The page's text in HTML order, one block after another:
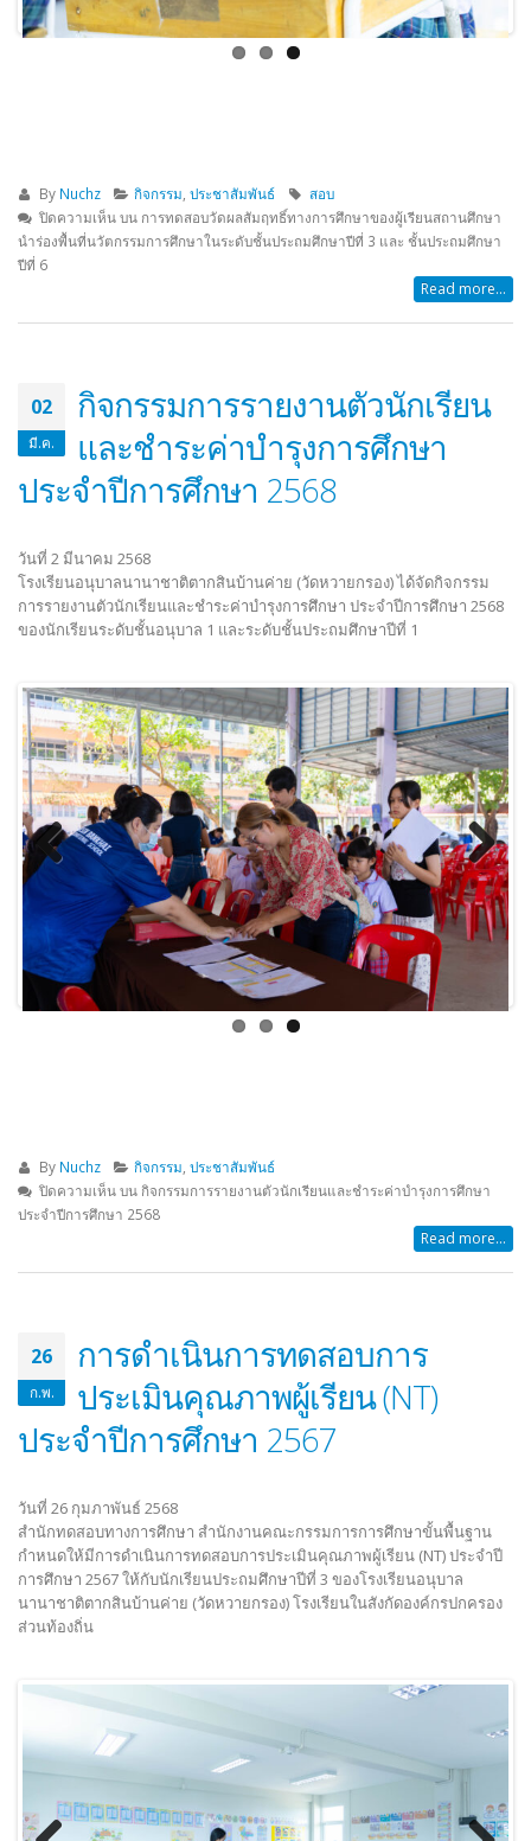
By Nuchz กิจกรรม ,ประชาสัมพันธ์
สอบ
ปิดความเห็นบน การทดสอบวัดผลสัมฤทธิ์ทางการศึกษาของผู้เรียนสถานศึกษา
นำร่องพื้นที่นวัตกรรมการศึกษาในระดับชั้นประถมศึกษาปีที่ 3 และ ชั้นประถมศึกษา
ปีที่ 6
Read more...
02
มี.ค.
กิจกรรมการรายงานตัวนักเรียน
และชำระค่าบำรุงการศึกษา
ประจำปีการศึกษา 2568
วันที่ 2 มีนาคม 2568
โรงเรียนอนุบาลนานาชาติตากสินบ้านค่าย (วัดหวายกรอง) ได้จัดกิจกรรม
การรายงานตัวนักเรียนและชำระค่าบำรุงการศึกษา ประจำปีการศึกษา 2568
ของนักเรียนระดับชั้นอนุบาล 1 และระดับชั้นประถมศึกษาปีที่ 1
Previous Next
By Nuchz กิจกรรม ,ประชาสัมพันธ์
ปิดความเห็นบน กิจกรรมการรายงานตัวนักเรียนและชำระค่าบำรุงการศึกษา
ประจำปีการศึกษา 2568
Read more...
26
ก.พ.
การดำเนินการทดสอบการ
ประเมินคุณภาพผู้เรียน (NT)
ประจำปีการศึกษา 2567
วันที่ 26 กุมภาพันธ์ 2568
สำนักทดสอบทางการศึกษา สำนักงานคณะกรรมการการศึกษาขั้นพื้นฐาน
กำหนดให้มีการดำเนินการทดสอบการประเมินคุณภาพผู้เรียน (NT) ประจำปี
การศึกษา 2567 ให้กับนักเรียนประถมศึกษาปีที่ 3 ของโรงเรียนอนุบาล
นานาชาติตากสินบ้านค่าย (วัดหวายกรอง) โรงเรียนในสังกัดองค์กรปกครอง
ส่วนท้องถิ่น